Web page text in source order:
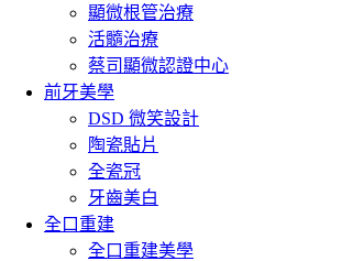
顯微根管治療
活髓治療
蔡司顯微認證中心
前牙美學
DSD 微笑設計
陶瓷貼片
全瓷冠
牙齒美白
全口重建
全口重建美學